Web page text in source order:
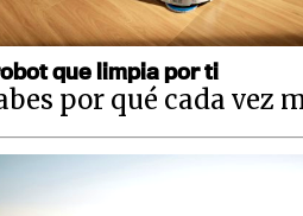
que limpia por ti
por qué cada vez